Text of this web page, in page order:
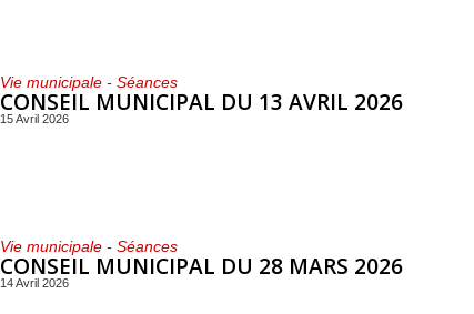
Vie municipale - Séances
CONSEIL MUNICIPAL DU 13 AVRIL 2026
15 Avril 2026
Vie municipale - Séances
CONSEIL MUNICIPAL DU 28 MARS 2026
14 Avril 2026